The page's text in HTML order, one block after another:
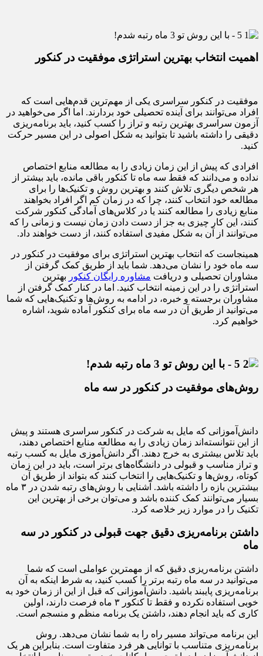
اهمیت انتخاب بهترین استراتژی موفقیت در کنکور
موفقیت در کنکور سراسری یکی از مهم‌ترین قدم‌هایی است که
افراد می‌توانند برای آینده تحصیلی خود بردارند. اما اگر می‌خواهید در
آزمون سراسری بهترین رتبه و تراز را کسب کنید، باید برنامه‌ریزی
دقیقی را داشته باشید تا بتوانید به شکل اصولی در این مسیر حرکت
کنید.
افرادی که پیش از این زمان زیادی را به مطالعه منابع اختصاص
نداده و می‌دانند که فقط سه ماه تا کنکور باقی مانده، باید بیشتر از
هر شخص دیگری تلاش کنند و بهترین روش و تکنیک‌ها را برای
مطالعه خود انتخاب کنند، چرا که در زمان کم اگر افراد بخواهند
منابع زیادی را مطالعه کنند یا در کلاس‌های آمادگی کنکور شرکت
کنند، این کار چیزی به جز از دست دادن زمان نیست و زمانی را که
می‌توانند از آن به شکل مفیدی استفاده کنند، از دست خواهند داد.
همینجاست که انتخاب بهترین استراتژی برای موفقیت در کنکور در
سه ماه خود را نشان می‌دهد. شما باید از طریق کمک گرفتن از
مشاوران تحصیلی و دریافت مشاوره رایگان کنکور بهترین
استراتژی را در این زمینه انتخاب کنید. اما در کنار کمک گرفتن از
مشاوران برجسته و خبره، در ادامه به روش‌ها و تکنیک‌هایی که شما
می‌توانید از طریق آن در سه ماه برای کنکور آماده شوید، اشاره
خواهیم کرد.
روش‌های موفقیت در کنکور در سه ماه
دانش‌آموزانی که مایل به شرکت در کنکور سراسری هستند و پیش
از این نتوانسته‌اند زمان زیادی را به مطالعه منابع اختصاص دهند،
باید تلاس بیشتری به خرج دهند. اگر دانش‌آموزی مایل به کسب رتبه
و تراز مناسب و قبولی در دانشگاه‌های برتر است، باید در این زمان
کوتاه، روش‌ها و تکنیک‌هایی را انتخاب کنند که بتواند از طریق آن
بیشترین بازه را داشته باشد. آشنایی با روش‌های رتبه شدن در ۳ ماه
بسیار می‌توانند کمک کننده باشد و می‌توان برخی از بهترین این
تکنیک را در موارد زیر خلاصه کرد.
داشتن برنامه‌ریزی دقیق جهت قبولی در کنکور در سه
ماه
داشتن برنامه‌ریزی دقیق که از مهمترین عواملی است که شما
می‌توانید در سه ماه رتبه برتر را کسب کنید، به شرط اینکه به آن
برنامه‌ریزی پایبند باشید. دانش‌آموزانی که قبل از این از زمان خود به
خوبی استفاده نکرده و فقط تا کنکور ۳ ماه فرصت دارند، اولین
کاری که باید انجام دهند، داشتن یک برنامه منظم و منسجم است.
این برنامه می‌تواند مسیر راه را به شما نشان می‌دهد. روش
برنامه‌ریزی متناسب با توانایی هر فرد متفاوت است. بنابراین هر یک